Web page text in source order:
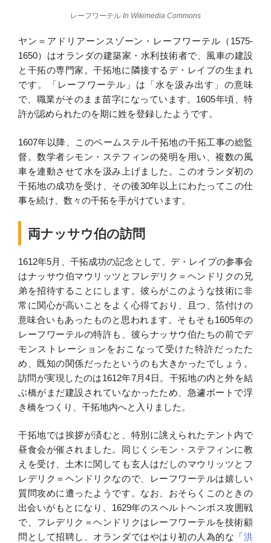
レーフワーテル In Wikimedia Commons
ヤン＝アドリアーンスゾーン・レーフワーテル（1575-
1650）はオランダの建築家・水利技術者で、風車の建設
と干拓の専門家。干拓地に隣接するデ・レイプの生まれ
です。「レーフワーテル」は「水を汲み出す」の意味
で、職業がそのまま苗字になっています。1605年頃、特
許が認められたのを期に姓を登録したようです。
1607年以降、このベームステル干拓地の干拓工事の総監
督。数学者シモン・ステフィンの発明を用い、複数の風
車を連動させて水を汲み上げました。このオランダ初の
干拓地の成功を受け、その後30年以上にわたってこの仕
事を続け、数々の干拓を手がけています。
両ナッサウ伯の訪問
1612年5月、干拓成功の記念として、デ・レイプの参事会
はナッサウ伯マウリッツとフレデリク＝ヘンドリクの兄
弟を招待することにします。彼らがこのような技術に非
常に関心が高いことをよく心得ており、且つ、箔付けの
意味合いもあったものと思われます。そもそも1605年の
レーフワーテルの特許も、彼らナッサウ伯たちの前でデ
モンストレーションをおこなって受けた特許だったた
め、既知の関係だったというのも大きかったでしょう。
訪問が実現したのは1612年7月4日。干拓地の内と外を結
ぶ橋がまだ建設されていなかったため、急遽ボートで浮
き橋をつくり、干拓地内へと入りました。
干拓地では挨拶が済むと、特別に誂えられたテント内で
昼食会が催されました。同じくシモン・ステフィンに教
えを受け、土木に関しても玄人はだしのマウリッツとフ
レデリク＝ヘンドリクなので、レーフワーテルは嬉しい
質問攻めに遭ったようです。なお、おそらくこのときの
出会いがもとになり、1629年のスヘルトヘンボス攻囲戦
で、フレデリク＝ヘンドリクはレーフワーテルを技術顧
問として招聘し、オランダではやはり初の人為的な「洪